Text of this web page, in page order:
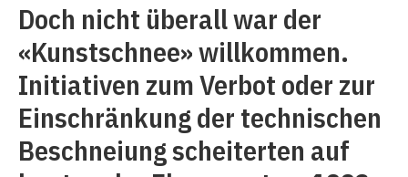
Doch nicht überall war der
«Kunstschnee» willkommen.
Initiativen zum Verbot oder zur
Einschränkung der technischen
Beschneiung scheiterten auf